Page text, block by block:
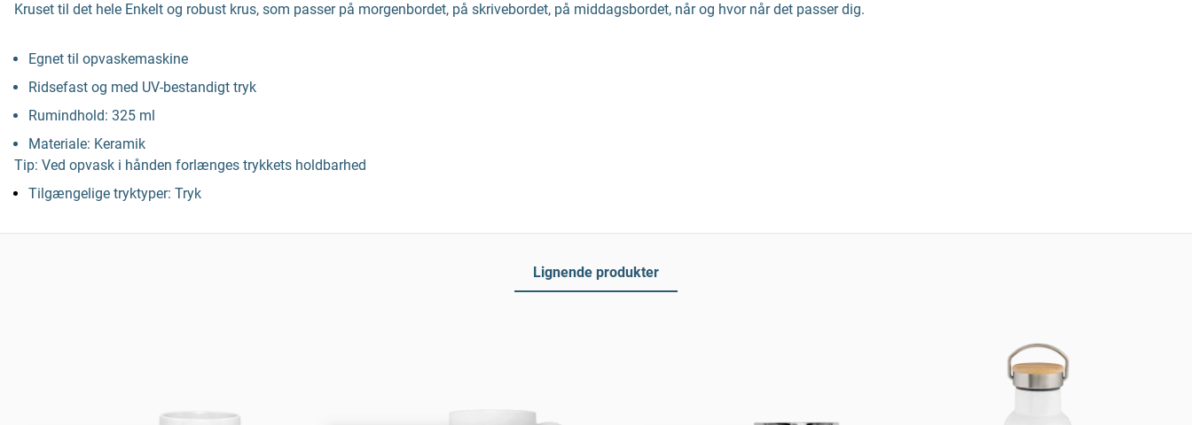
Kruset til det hele Enkelt og robust krus, som passer på morgenbordet, på skrivebordet, på middagsbordet, når og hvor når det passer dig.
Egnet til opvaskemaskine
Ridsefast og med UV-bestandigt tryk
Rumindhold: 325 ml
Materiale: Keramik
Tip: Ved opvask i hånden forlænges trykkets holdbarhed
Tilgængelige tryktyper: Tryk
Lignende produkter